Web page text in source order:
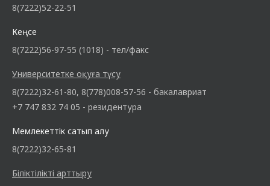
8(7222)52-22-51
Кеңсе
8(7222)56-97-55 (1018) - тел/факс
Университетке оқуға түсу
8(7222)32-61-80, 8(778)008-57-56 - бакалавриат
+7 747 832 74 05 - резидентура
Мемлекеттік сатып алу
8(7222)32-65-81
Біліктілікті арттыру